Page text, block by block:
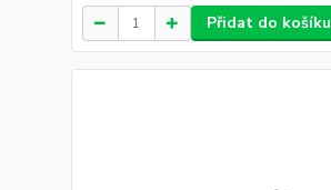
Přidat do košíku